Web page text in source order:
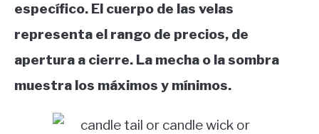
específico. El cuerpo de las velas
representa el rango de precios, de
apertura a cierre. La mecha o la sombra
muestra los máximos y mínimos.